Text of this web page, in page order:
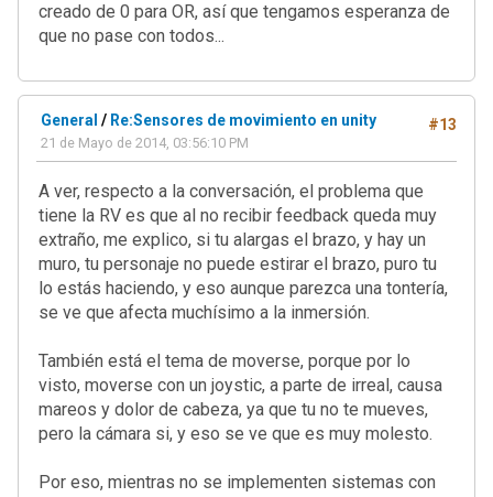
creado de 0 para OR, así que tengamos esperanza de
que no pase con todos...
#13
General / Re:Sensores de movimiento en unity
21 de Mayo de 2014, 03:56:10 PM
A ver, respecto a la conversación, el problema que
tiene la RV es que al no recibir feedback queda muy
extraño, me explico, si tu alargas el brazo, y hay un
muro, tu personaje no puede estirar el brazo, puro tu
lo estás haciendo, y eso aunque parezca una tontería,
se ve que afecta muchísimo a la inmersión.
También está el tema de moverse, porque por lo
visto, moverse con un joystic, a parte de irreal, causa
mareos y dolor de cabeza, ya que tu no te mueves,
pero la cámara si, y eso se ve que es muy molesto.
Por eso, mientras no se implementen sistemas con